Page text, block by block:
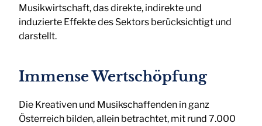
Musikwirtschaft, das direkte, indirekte und
induzierte Effekte des Sektors berücksichtigt und
darstellt.
Immense Wertschöpfung
Die Kreativen und Musikschaffenden in ganz
Österreich bilden, allein betrachtet, mit rund 7.000